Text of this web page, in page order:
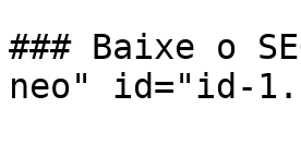
### Baixe o
neo" id="id-1.-